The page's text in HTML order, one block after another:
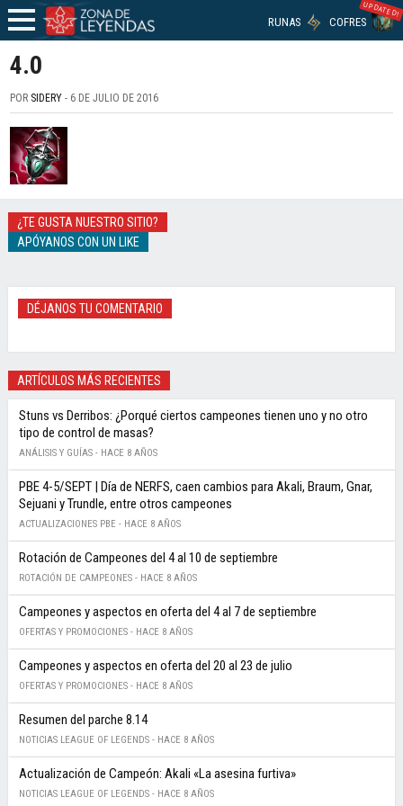
RUNAS COFRES
UPDATED!
4.0
POR SIDERY - 6 DE JULIO DE 2016
¿TE GUSTA NUESTRO SITIO?
APÓYANOS CON UN LIKE
DÉJANOS TU COMENTARIO
ARTÍCULOS MÁS RECIENTES
Stuns vs Derribos: ¿Porqué ciertos campeones tienen uno y no otro
tipo de control de masas?
ANÁLISIS Y GUÍAS - HACE 8 AÑOS
PBE 4-5/SEPT | Día de NERFS, caen cambios para Akali, Braum, Gnar,
Sejuani y Trundle, entre otros campeones
ACTUALIZACIONES PBE - HACE 8 AÑOS
Rotación de Campeones del 4 al 10 de septiembre
ROTACIÓN DE CAMPEONES - HACE 8 AÑOS
Campeones y aspectos en oferta del 4 al 7 de septiembre
OFERTAS Y PROMOCIONES - HACE 8 AÑOS
Campeones y aspectos en oferta del 20 al 23 de julio
OFERTAS Y PROMOCIONES - HACE 8 AÑOS
Resumen del parche 8.14
NOTICIAS LEAGUE OF LEGENDS - HACE 8 AÑOS
Actualización de Campeón: Akali «La asesina furtiva»
NOTICIAS LEAGUE OF LEGENDS - HACE 8 AÑOS